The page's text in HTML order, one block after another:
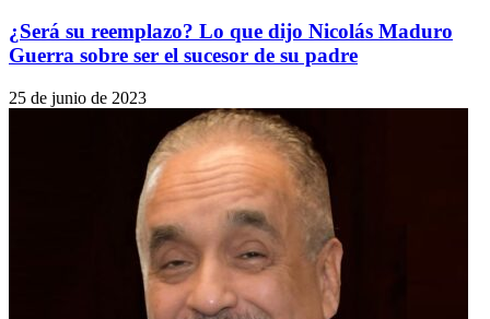
¿Será su reemplazo? Lo que dijo Nicolás Maduro
Guerra sobre ser el sucesor de su padre
25 de junio de 2023